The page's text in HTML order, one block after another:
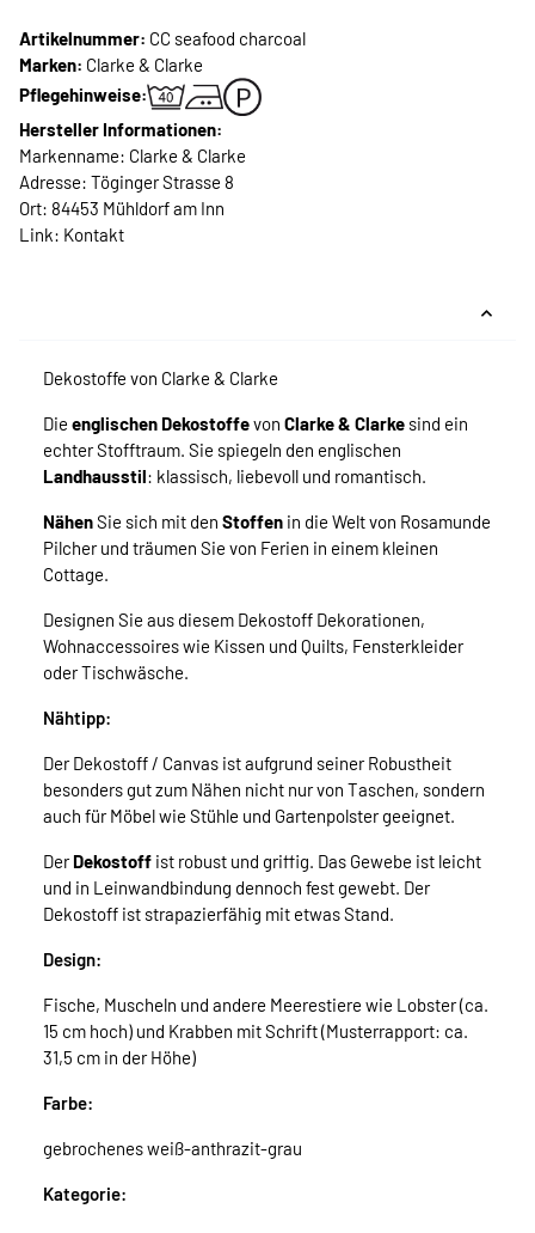
Artikelnummer: CC seafood charcoal
Marken: Clarke & Clarke
Pflegehinweise:
Hersteller Informationen:
Markenname: Clarke & Clarke
Adresse: Töginger Strasse 8
Ort: 84453 Mühldorf am Inn
Link: Kontakt
Dekostoffe von Clarke & Clarke
Die englischen Dekostoffevon Clarke & Clarke sind ein
echter Stofftraum. Sie spiegeln den englischen
Landhausstil: klassisch, liebevoll und romantisch.
NähenSie sich mit den Stoffen in die Welt von Rosamunde
Pilcher und träumen Sie von Ferien in einem kleinen
Cottage.
Designen Sie aus diesem Dekostoff Dekorationen,
Wohnaccessoires wie Kissen und Quilts, Fensterkleider
oder Tischwäsche.
Nähtipp:
Der Dekostoff / Canvas ist aufgrund seiner Robustheit
besonders gut zum Nähen nicht nur von Taschen, sondern
auch für Möbel wie Stühle und Gartenpolster geeignet.
DerDekostoff ist robust und griffig. Das Gewebe ist leicht
und in Leinwandbindung dennoch fest gewebt. Der
Dekostoff ist strapazierfähig mit etwas Stand.
Design:
Fische, Muscheln und andere Meerestiere wie Lobster (ca.
15 cm hoch) und Krabben mit Schrift (Musterrapport: ca.
31,5 cm in der Höhe)
Farbe:
gebrochenes weiß-anthrazit-grau
Kategorie: